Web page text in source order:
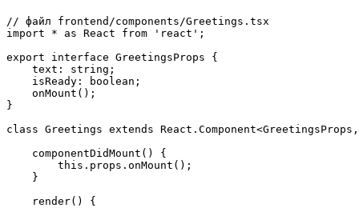
// файл frontend/components/Greetings.tsx
import * as React from 'react';
export interface GreetingsProps {
    text: string;
    isReady: boolean;
    onMount();
}
class Greetings extends
    componentDidMount() {
        this.props.onMount();
    }
    render() {